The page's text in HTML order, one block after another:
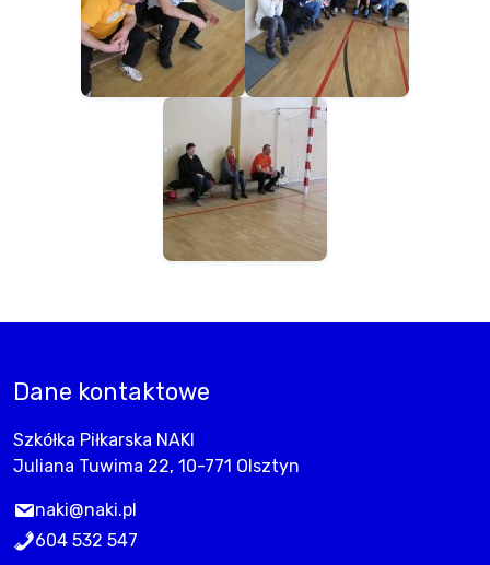
Dane kontaktowe
Szkółka Piłkarska NAKI
Juliana Tuwima 22, 10-771 Olsztyn
naki@naki.pl
604 532 547